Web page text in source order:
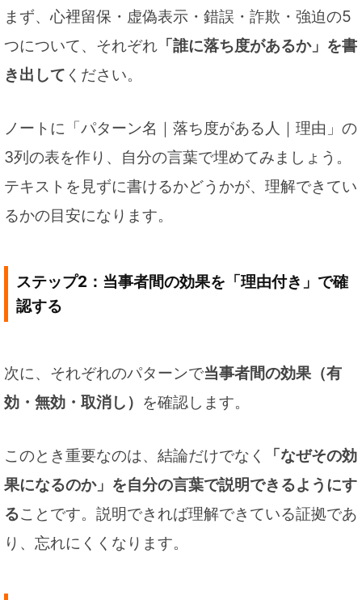
まず、心裡留保・虚偽表示・錯誤・詐欺・強迫の5
つについて、それぞれ 「誰に落ち度があるか」を書
き出して ください。
ノートに「パターン名｜落ち度がある人｜理由」の
3列の表を作り、自分の言葉で埋めてみましょう。
テキストを見ずに書けるかどうかが、理解できてい
るかの目安になります。
ステップ2：当事者間の効果を「理由付き」で確
認する
次に、それぞれのパターンで当事者間の効果（有
効・無効・取消し） を確認します。
このとき重要なのは、結論だけでなく
「なぜその効
果になるのか」を自分の言葉で説明できるようにす
ることです。説明できれば理解できている証拠であ
り、忘れにくくなります。